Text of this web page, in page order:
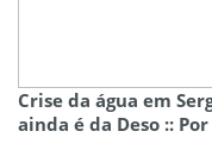
Crise da água em
ainda é da Deso ::